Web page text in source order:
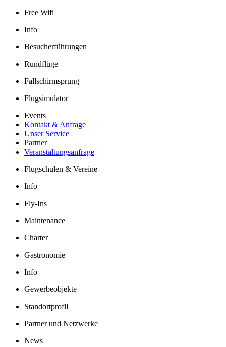
Free Wifi
Info
Besucherführungen
Rundflüge
Fallschirmsprung
Flugsimulator
Events
Kontakt & Anfrage
Unser Service
Partner
Veranstaltungsanfrage
Flugschulen & Vereine
Info
Fly-Ins
Maintenance
Charter
Gastronomie
Info
Gewerbeobjekte
Standortprofil
Partner und Netzwerke
News